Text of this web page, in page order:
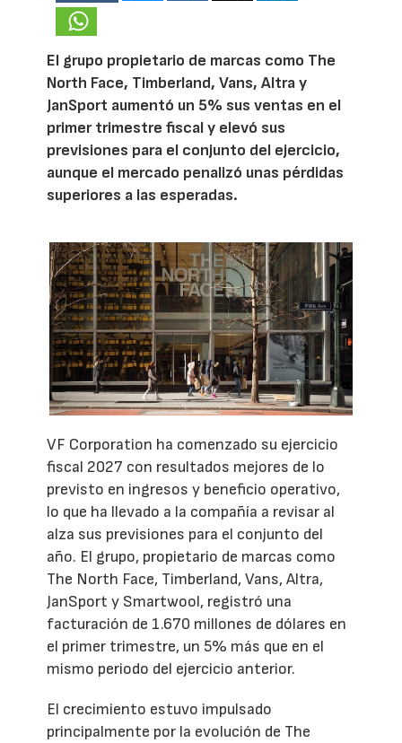
El grupo propietario de marcas como The
North Face, Timberland, Vans, Altra y
JanSport aumentó un 5% sus ventas en el
primer trimestre fiscal y elevó sus
previsiones para el conjunto del ejercicio,
aunque el mercado penalizó unas pérdidas
superiores a las esperadas.
VF Corporation ha comenzado su ejercicio
fiscal 2027 con resultados mejores de lo
previsto en ingresos y beneficio operativo,
lo que ha llevado a la compañía a revisar al
alza sus previsiones para el conjunto del
año. El grupo, propietario de marcas como
The North Face, Timberland, Vans, Altra,
JanSport y Smartwool, registró una
facturación de 1.670 millones de dólares en
el primer trimestre, un 5% más que en el
mismo periodo del ejercicio anterior.
El crecimiento estuvo impulsado
principalmente por la evolución de The